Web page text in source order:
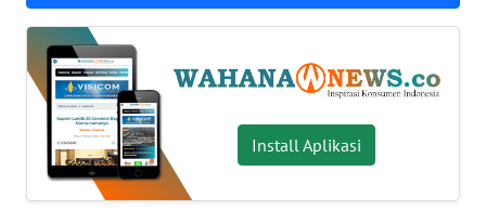
Install Aplikasi
WN
BABEL
WN
SUMBAR